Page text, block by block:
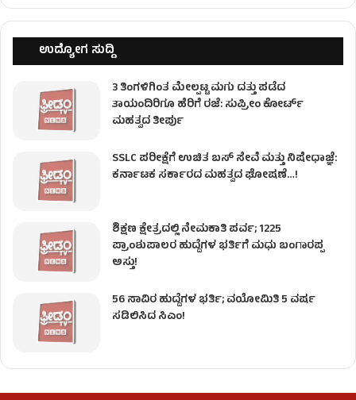
ಉದ್ಯೋಗ ಸುದ್ದಿ
3 ತಿಂಗಳಿಗಿಂತ ಮೇಲ್ಪಟ್ಟ ಮಗು ದತ್ತು ಪಡೆದ
ತಾಯಂದಿರಿಗೂ ಹೆರಿಗೆ ರಜೆ: ಸುಪ್ರೀಂ ಕೋರ್ಟ್
ಮಹತ್ವದ ತೀರ್ಪು
SSLC ಪರೀಕ್ಷೆಗೆ ಉಚಿತ ಬಸ್ ಸೇವೆ ಮತ್ತು ನಿಷೇಧಾಜ್ಞೆ:
ಕರ್ನಾಟಕ ಸರ್ಕಾರದ ಮಹತ್ವದ ಘೋಷಣೆ…!
ಶಿಕ್ಷಣ ಕ್ಷೇತ್ರದಲ್ಲಿ ನೇಮಕಾತಿ ಪರ್ವ; 1225
ಪ್ರಾಂಶುಪಾಲರ ಹುದ್ದೆಗಳ ಭರ್ತಿಗೆ ಮಧು ಬಂಗಾರಪ್ಪ
ಅಸ್ತು!
56 ಸಾವಿರ ಹುದ್ದೆಗಳ ಭರ್ತಿ; ವಯೋಮಿತಿ 5 ವರ್ಷ
ಸಡಿಲಿಸಿದ ಸಿಎಂ!